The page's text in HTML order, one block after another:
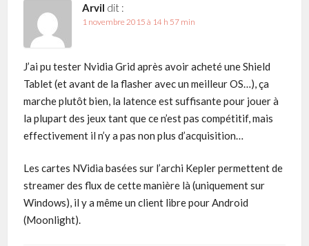
Arvil dit :
1 novembre 2015 à 14 h 57 min
J’ai pu tester Nvidia Grid après avoir acheté une Shield
Tablet (et avant de la flasher avec un meilleur OS…), ça
marche plutôt bien, la latence est suffisante pour jouer à
la plupart des jeux tant que ce n’est pas compétitif, mais
effectivement il n’y a pas non plus d’acquisition…
Les cartes NVidia basées sur l’archi Kepler permettent de
streamer des flux de cette manière là (uniquement sur
Windows), il y a même un client libre pour Android
(Moonlight).